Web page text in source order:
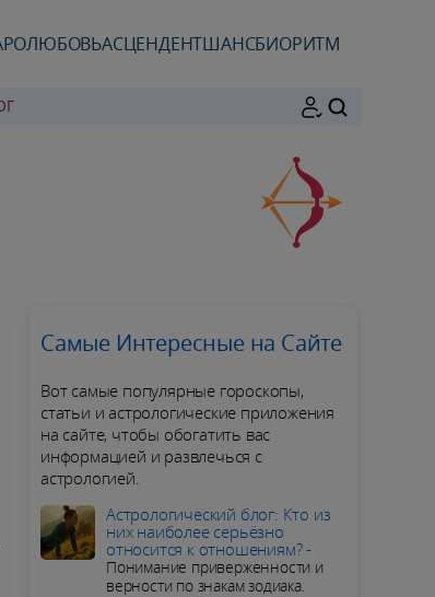
ЛЮБОВЬАСЦЕНДЕНТШАНСБИОРИТМ
Самые Интересные на Сайте
Вот самые популярные гороскопы,
статьи и астрологические приложения
на сайте, чтобы обогатить вас
информацией и развлечься с
астрологией.
Aстрологический блог: Кто из
них наиболее серьёзно
относится к отношениям? -
Понимание приверженности и
верности по знакам зодиака.